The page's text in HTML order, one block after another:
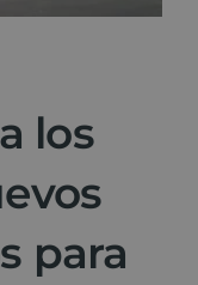
los
para